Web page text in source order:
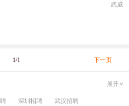
武威
1/1 下一页
展开
深圳招聘
武汉招聘